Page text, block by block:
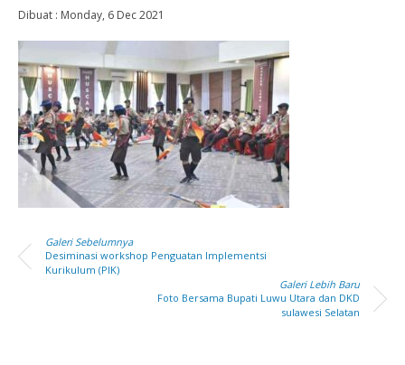
Dibuat : Monday, 6 Dec 2021
Galeri Sebelumnya
Desiminasi workshop Penguatan Implementsi
Kurikulum (PIK)
Galeri Lebih Baru
Foto Bersama Bupati Luwu Utara dan DKD
sulawesi Selatan